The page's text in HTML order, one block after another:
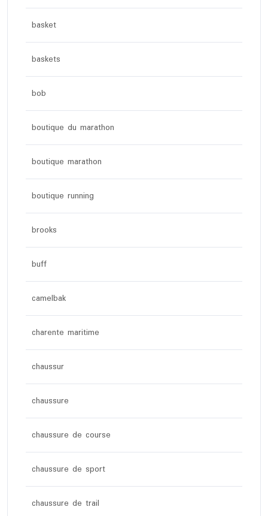
basket
baskets
bob
boutique du marathon
boutique marathon
boutique running
brooks
buff
camelbak
charente maritime
chaussur
chaussure
chaussure de course
chaussure de sport
chaussure de trail